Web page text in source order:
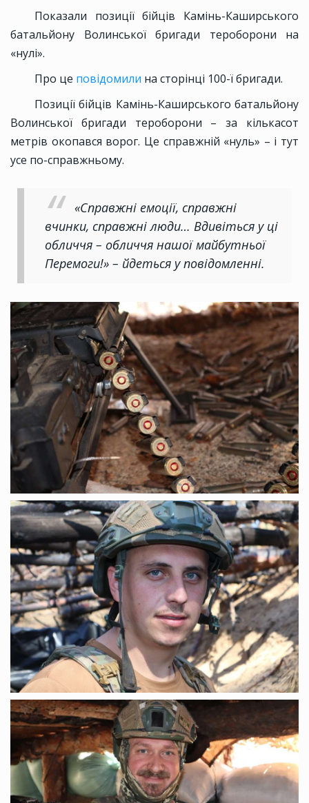
Показали позиції бійців Камінь-Каширського
батальйону Волинської бригади тероборони на
«нулі».
Про це повідомили на сторінці 100-ї бригади.
Позиції бійців Камінь-Каширського батальйону
Волинської бригади тероборони – за кількасот
метрів окопався ворог. Це справжній «нуль» – і тут
усе по-справжньому.
«Справжні емоції, справжні
вчинки, справжні люди… Вдивіться у ці
обличчя – обличчя нашої майбутньої
Перемоги!» – йдеться у повідомленні.